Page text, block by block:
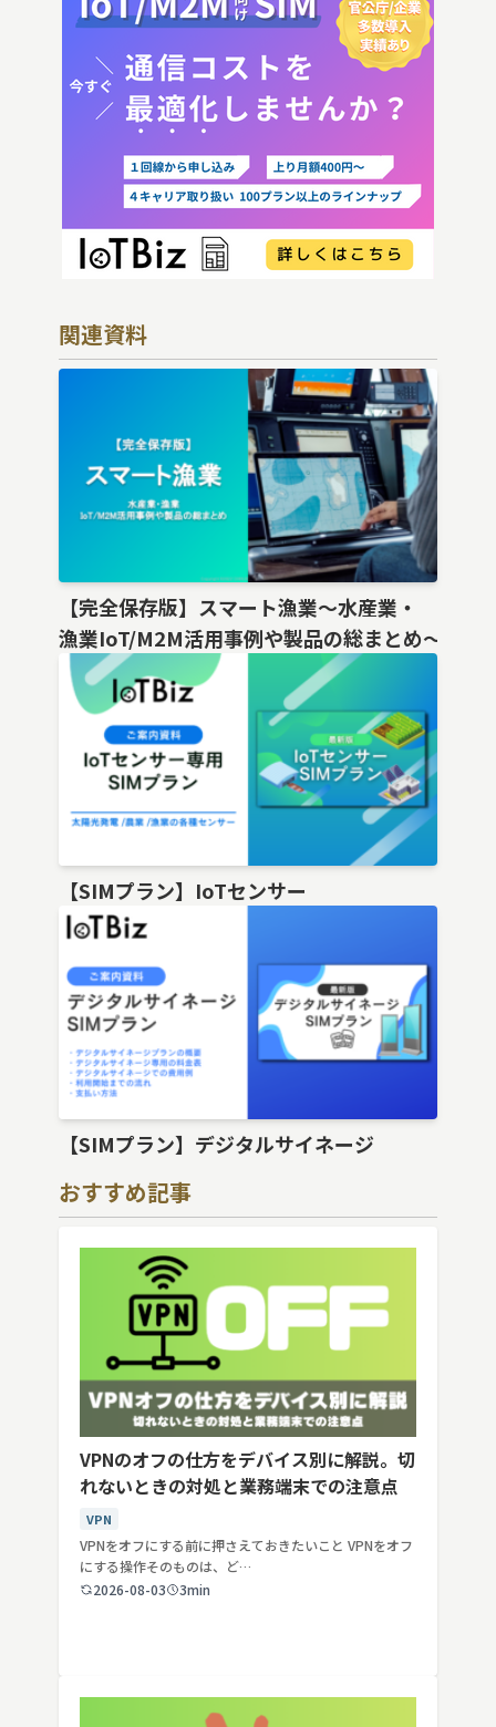
関連資料
【完全保存版】スマート漁業〜水産業・
漁業IoT/M2M活用事例や製品の総まとめ〜
【SIMプラン】IoTセンサー
【SIMプラン】デジタルサイネージ
おすすめ記事
VPNのオフの仕方をデバイス別に解説。切
れないときの対処と業務端末での注意点
VPN
VPNをオフにする前に押さえておきたいこと VPNをオフ
にする操作そのものは、ど…
2026-08-03
3min